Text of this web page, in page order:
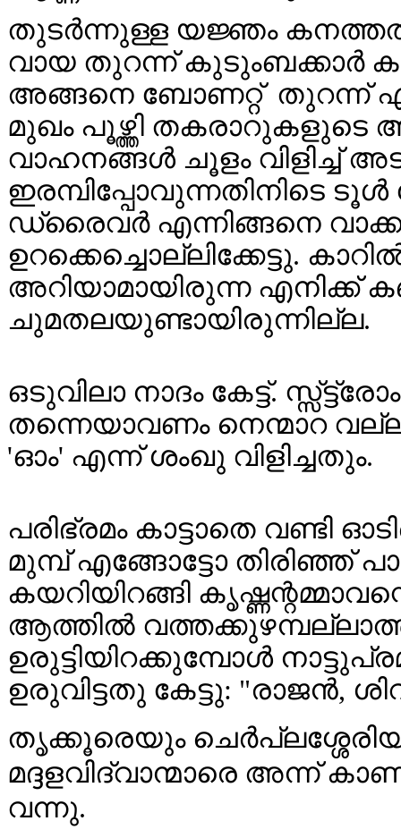
തുടർന്നുള്ള യജ്ഞം
വായ തുറന്ന് കുടുംബക്കാർ
അങ്ങനെ ബോണറ്റ് തുറന്ന്
മുഖം പൂഴ്ത്തി തകരാറുകളുടെ
വാഹനങ്ങൾ ചൂളം വിളിച്ച്
ഇരമ്പിപ്പോവുന്നതിനിടെ
ഡ്രൈവർ എന്നിങ്ങനെ
ഉറക്കെച്ചൊല്ലിക്കേട്ടു. കാറിൽ
അറിയാമായിരുന്ന എനിക്ക്
ചുമതലയുണ്ടായിരുന്നില്ല.
ഒടുവിലാ നാദം കേട്ട്.
തന്നെയാവണം നെന്മാറ
'ഓം' എന്ന് ശംഖു വിളിച്ചതും.
പരിഭ്രമം കാട്ടാതെ വണ്ടി
മുമ്പ് എങ്ങോട്ടോ തിരിഞ്ഞ്
കയറിയിറങ്ങി
ആത്തിൽ
ഉരുട്ടിയിറക്കുമ്പോൾ
ഉരുവിട്ടതു കേട്ടു: "രാജൻ,
തൃക്കൂരെയും
മദ്ദളവിദ്വാന്മാരെ അന്ന്
വന്നു.